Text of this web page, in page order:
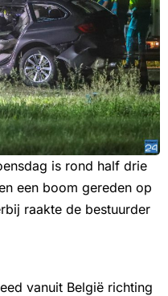
is rond half drie
een boom gereden op
raakte de bestuurder
vanuit België richting